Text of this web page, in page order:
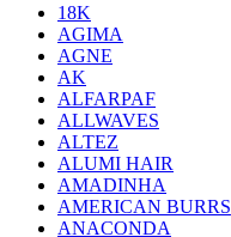
18K
AGIMA
AGNE
AK
ALFARPAF
ALLWAVES
ALTEZ
ALUMI HAIR
AMADINHA
AMERICAN BURRS
ANACONDA